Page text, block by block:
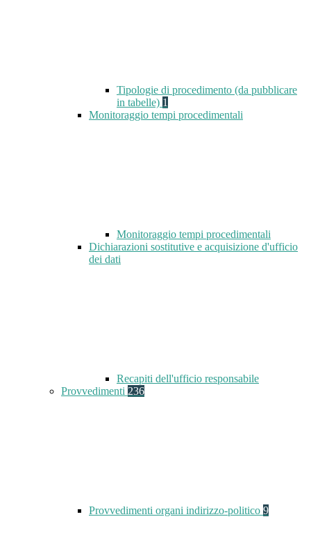
Tipologie di procedimento (da pubblicare
in tabelle) 1
Monitoraggio tempi procedimentali
Monitoraggio tempi procedimentali
Dichiarazioni sostitutive e acquisizione d'ufficio
dei dati
Recapiti dell'ufficio responsabile
Provvedimenti 236
Provvedimenti organi indirizzo-politico 9